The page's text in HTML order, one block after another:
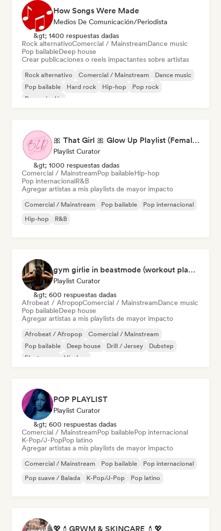
How Songs Were Made
Medios De Comunicación/Periodista
&gt; 1400 respuestas dadas
Rock alternativoComercial / MainstreamDance music
Pop bailableDeep house
Crear publicaciones o reels impactantes sobre artistas
Rock alternativo Comercial / Mainstream
Dance music
Pop bailable
Hard rock Hip-hop
Pop rock
Rap en inglés
🎀 That Girl 🎀 Glow Up Playlist (Female Artists)
Playlist Curator
&gt; 1000 respuestas dadas
Comercial / MainstreamPop bailableHip-hop
Pop internacionalR&B
Agregar artistas a mis playlists de mayor impacto
Comercial / Mainstream Pop bailable
Pop internacional
Hip-hop
R&B
gym girlie in beastmode (workout playlist) 💪🎀
Playlist Curator
&gt; 600 respuestas dadas
Afrobeat / AfropopComercial / MainstreamDance music
Pop bailableDeep house
Agregar artistas a mis playlists de mayor impacto
Afrobeat / Afropop
Comercial / Mainstream
Pop bailable
Deep house Drill / Jersey
Dubstep
Electropop
Hip-hop
POP PLAYLIST
Playlist Curator
&gt; 600 respuestas dadas
Comercial / MainstreamPop bailablePop internacional
K-Pop/J-PopPop latino
Agregar artistas a mis playlists de mayor impacto
Comercial / Mainstream Pop bailable
Pop internacional
Pop suave / Balada
K-Pop/J-Pop Pop latino
💖💄GRWM & SKINCARE 💄💖